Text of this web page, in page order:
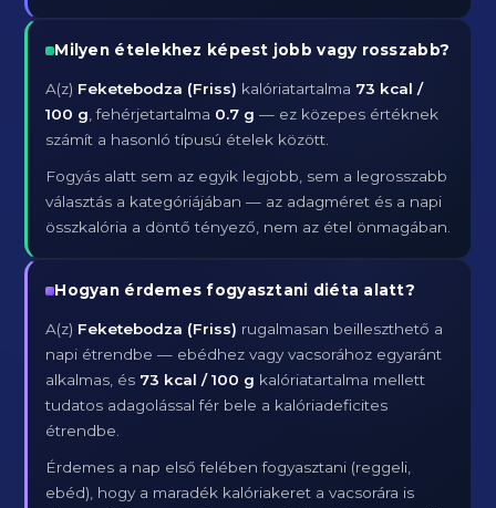
Milyen ételekhez képest jobb vagy rosszabb?
A(z) Feketebodza (Friss) kalóriatartalma 73 kcal /
100 g , fehérjetartalma 0.7 g — ez közepes értéknek
számít a hasonló típusú ételek között.
Fogyás alatt sem az egyik legjobb, sem a legrosszabb
választás a kategóriájában — az adagméret és a napi
összkalória a döntő tényező, nem az étel önmagában.
Hogyan érdemes fogyasztani diéta alatt?
A(z) Feketebodza (Friss) rugalmasan beilleszthető a
napi étrendbe — ebédhez vagy vacsorához egyaránt
alkalmas, és 73 kcal / 100 g kalóriatartalma mellett
tudatos adagolással fér bele a kalóriadeficites
étrendbe.
Érdemes a nap első felében fogyasztani (reggeli,
ebéd), hogy a maradék kalóriakeret a vacsorára is